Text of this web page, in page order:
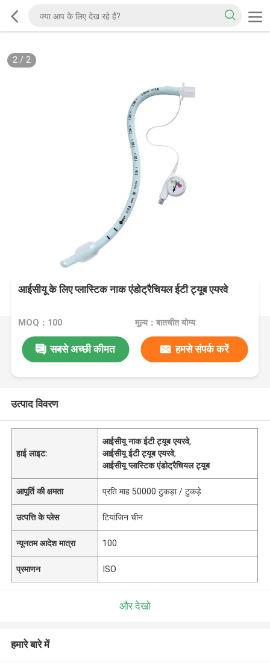
2/ 2
आईसीयू के लिए प्लास्टिक नाक एंडोट्रैचियल ईटी ट्यूब एयरवे
MOQ：100 मूल्य：बातचीत योग्य
सबसे अच्छी कीमत हमसे संपर्क करें
उत्पाद विवरण
हाई लाइट:
आईसीयू नाक ईटी ट्यूब एयरवे,
आईसीयू ईटी ट्यूब एयरवे,
आईसीयू प्लास्टिक एंडोट्रैचियल ट्यूब
आपूर्ति की क्षमता प्रति माह 50000 टुकड़ा / टुकड़े
उत्पत्ति के प्लेस टियांजिन चीन
न्यूनतम आदेश मात्रा 100
प्रमाणन ISO
और देखो
हमारे बारे में